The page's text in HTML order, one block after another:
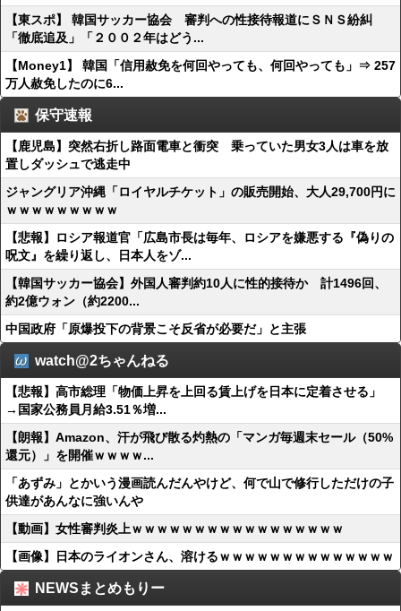
【東スポ】 韓国サッカー協会 審判への性接待報道にＳＮＳ紛糾
「徹底追及」「２００２年はどう...
【Money1】 韓国「信用赦免を何回やっても、何回やっても」⇒ 257
万人赦免したのに6...
保守速報
【鹿児島】突然右折し路面電車と衝突 乗っていた男女3人は車を放
置しダッシュで逃走中
ジャングリア沖縄「ロイヤルチケット」の販売開始、大人29,700円に
ｗｗｗｗｗｗｗｗｗ
【悲報】ロシア報道官「広島市長は毎年、ロシアを嫌悪する『偽りの
呪文』を繰り返し、日本人をゾ...
【韓国サッカー協会】外国人審判約10人に性的接待か 計1496回、
約2億ウォン（約2200...
中国政府「原爆投下の背景こそ反省が必要だ」と主張
watch@2ちゃんねる
【悲報】高市総理「物価上昇を上回る賃上げを日本に定着させる」
→国家公務員月給3.51％増...
【朗報】Amazon、汗が飛び散る灼熱の「マンガ毎週末セール（50%
還元）」を開催ｗｗｗｗ...
「あずみ」とかいう漫画読んだんやけど、何で山で修行しただけの子
供達があんなに強いんや
【動画】女性審判炎上ｗｗｗｗｗｗｗｗｗｗｗｗｗｗｗｗｗ
【画像】日本のライオンさん、溶けるｗｗｗｗｗｗｗｗｗｗｗｗｗｗ
NEWSまとめもりー